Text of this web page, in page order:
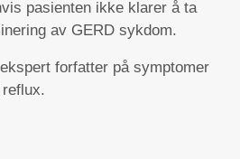
pasienten ikke klarer å ta
av GERD sykdom.
forfatter på symptomer